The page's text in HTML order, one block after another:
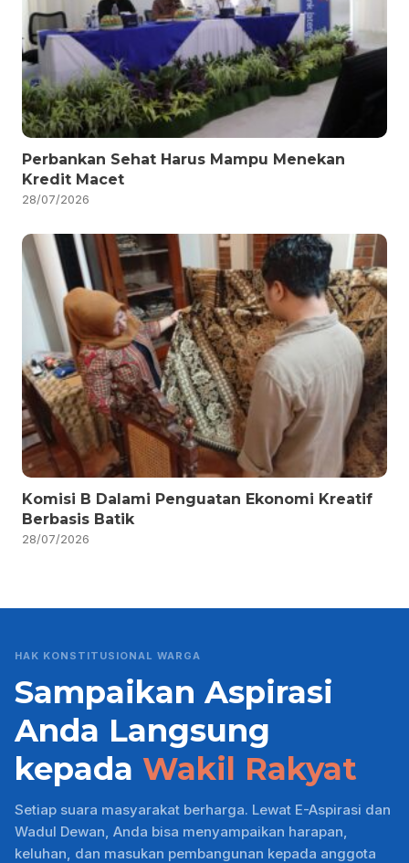
Perbankan Sehat Harus Mampu Menekan
Kredit Macet
28/07/2026
Komisi B Dalami Penguatan Ekonomi Kreatif
Berbasis Batik
28/07/2026
HAK KONSTITUSIONAL WARGA
Sampaikan Aspirasi
Anda Langsung
kepada Wakil Rakyat
Setiap suara masyarakat berharga. Lewat E-Aspirasi dan
Wadul Dewan, Anda bisa menyampaikan harapan,
keluhan, dan masukan pembangunan kepada anggota